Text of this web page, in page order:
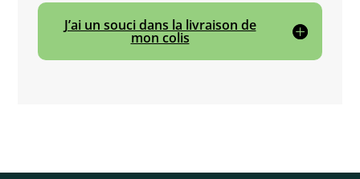
J’ai un souci dans la livraison de
mon colis